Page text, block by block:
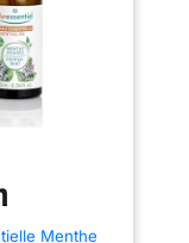
Pure Blends sont
analysées par un
indépendant
de vérifier l'efficacité
chaque huile. Chaque
huile est testée pour
déterminer sa
ainsi que
BOUTEILLE EN
– Notre huile
Menthe